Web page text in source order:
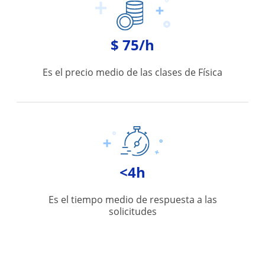
$ 75/h
Es el precio medio de las clases de Física
<4h
Es el tiempo medio de respuesta a las
solicitudes